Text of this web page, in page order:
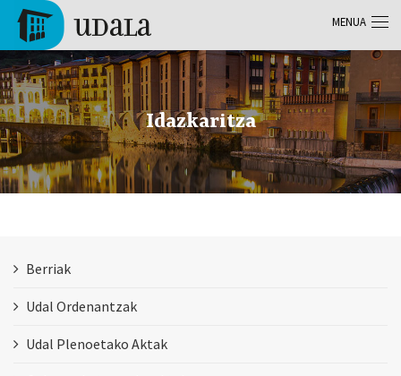
Skip to main content
Tolosa
Idazkaritza
Berriak
Udal Ordenantzak
Udal Plenoetako Aktak
MENUA